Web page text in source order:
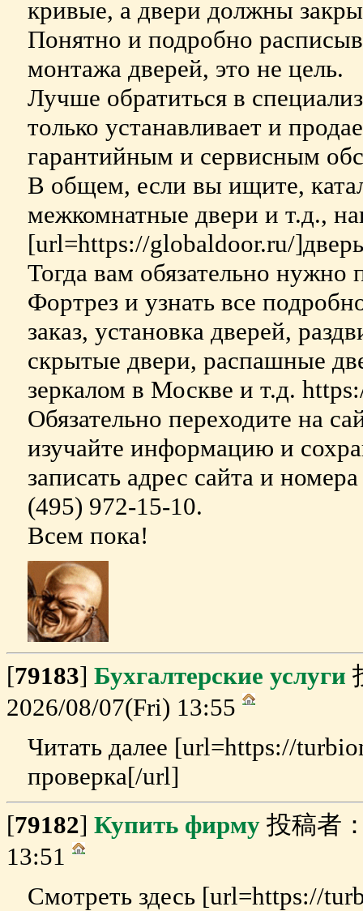
кривые, а двери должны
Понятно и подробно
монтажа дверей, это не цель.
Лучше обратиться в
только устанавливает и
гарантийным и сервисным
В общем, если вы ищите,
межкомнатные двери и т.д.,
[url=https://globaldoor.ru/
Тогда вам обязательно нужно
Фортрез и узнать все
заказ, установка дверей,
скрытые двери, распашные
зеркалом в Москве и т.д.
Обязательно переходите на
изучайте информацию и
записать адрес сайта и
(495) 972-15-10.
Всем пока!
[79183] Бухгалтерские услуги
2026/08/07(Fri) 13:55
Читать далее [url=https://
проверка[/url]
[79182] Купить фирму 投稿者
13:51
Смотреть здесь [url=https://